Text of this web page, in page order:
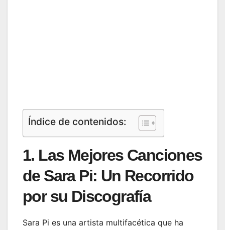
Índice de contenidos:
1. Las Mejores Canciones
de Sara Pi: Un Recorrido
por su Discografía
Sara Pi es una artista multifacética que ha